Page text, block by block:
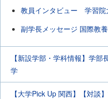
教員インタビュー 学習院
副学長メッセージ 国際教
【新設学部・学科情報】学
学
【大学Pick Up 関西】【対談